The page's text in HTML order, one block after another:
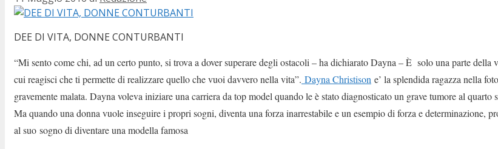
DEE DI VITA, DONNE CONTURBANTI
“Mi sento come chi, ad un certo punto, si trova a dover superare degli ostacoli – ha dichiarato Dayna – È solo una parte
cui reagisci che ti permette di realizzare quello che vuoi davvero nella vita”. Dayna Christison e’ la splendida ragazza nella
gravemente malata. Dayna voleva iniziare una carriera da top model quando le è stato diagnosticato un grave tumore al quarto
Ma quando una donna vuole inseguire i propri sogni, diventa una forza inarrestabile e un esempio di forza e determinazione,
al suo sogno di diventare una modella famosa